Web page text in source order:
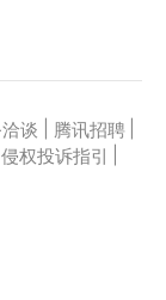
谈 腾讯招聘
侵权投诉指引